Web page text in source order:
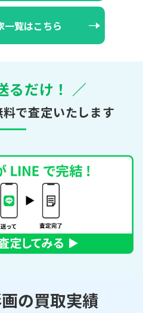
一覧はこちら
るだけ！ ／
で査定いたします
の買取実績